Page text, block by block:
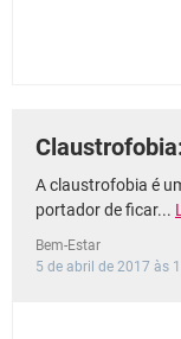
A claustrofobia é
portador de ficar...
Bem-Estar
5 de abril de 2017 às